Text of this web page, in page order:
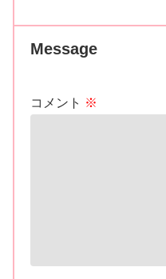
Message
コメント ※